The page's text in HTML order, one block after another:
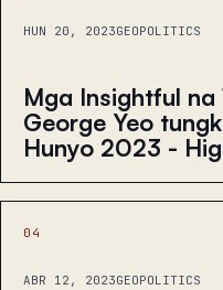
HUN 20, 2023GEOPOLITICS
Mga Insightful na
George Yeo
Hunyo 2023 -
04
ABR 12, 2023GEOPOLITICS